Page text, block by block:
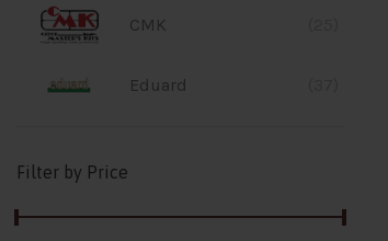
CMK
Eduard
Filter by Price